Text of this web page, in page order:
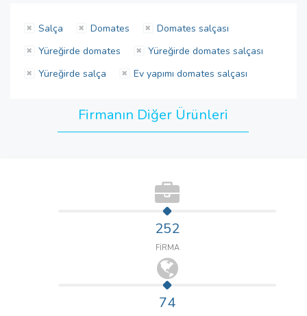
Salça Domates
Domates salçası
Yüreğirde domates
Yüreğirde domates salçası
Yüreğirde salça
Ev yapımı domates salçası
Firmanın Diğer Ürünleri
252
FİRMA
74